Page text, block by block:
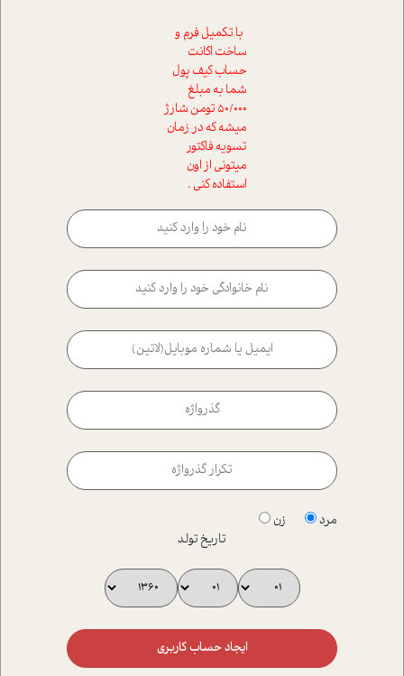
با تکمیل فرم و
ساخت اکانت
حساب کیف پول
شما به مبلغ
50/000 تومن شارژ
میشه که در زمان
تسویه فاکتور
میتونی از اون
استفاده کنی .
مرد
زن
تاریخ تولد
ایجاد حساب کاربری